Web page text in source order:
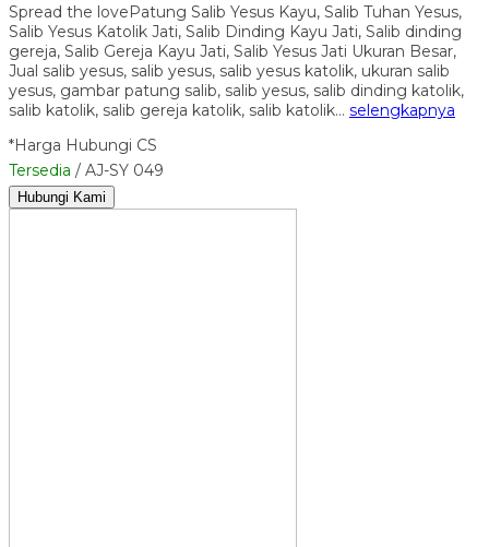
Spread the lovePatung Salib Yesus Kayu, Salib Tuhan Yesus,
Salib Yesus Katolik Jati, Salib Dinding Kayu Jati, Salib dinding
gereja, Salib Gereja Kayu Jati, Salib Yesus Jati Ukuran Besar,
Jual salib yesus, salib yesus, salib yesus katolik, ukuran salib
yesus, gambar patung salib, salib yesus, salib dinding katolik,
salib katolik, salib gereja katolik, salib katolik… selengkapnya
*Harga Hubungi CS
Tersedia / AJ-SY 049
Hubungi Kami